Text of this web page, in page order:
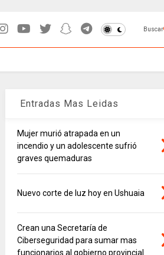
Buscar
Entradas Mas Leidas
Mujer murió atrapada en un
incendio y un adolescente sufrió
graves quemaduras
Nuevo corte de luz hoy en Ushuaia
Crean una Secretaría de
Ciberseguridad para sumar mas
funcionarios al gobierno provincial